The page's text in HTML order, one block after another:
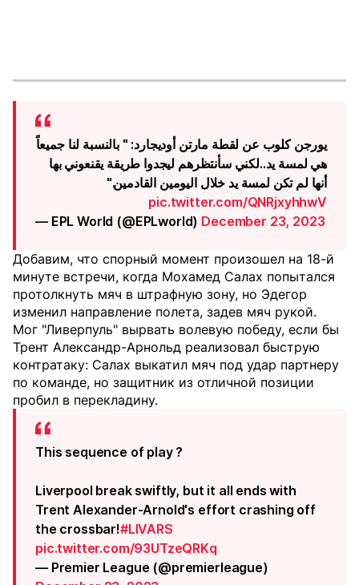
يورجن كلوب عن لقطة مارتن أوديجارد: " بالنسبة لنا جميعاً
هي لمسة يد..لكني سأنتظرهم ليجدوا طريقة يقنعوني بها
أنها لم تكن لمسة يد خلال اليومين القادمين."
pic.twitter.com/QNRjxyhhwV
— EPL World (@EPLworld) December 23, 2023
Добавим, что спорный момент произошел на 18-й
минуте встречи, когда Мохамед Салах попытался
протолкнуть мяч в штрафную зону, но Эдегор
изменил направление полета, задев мяч рукой.
Мог "Ливерпуль" вырвать волевую победу, если бы
Трент Александр-Арнольд реализовал быструю
контратаку: Салах выкатил мяч под удар партнеру
по команде, но защитник из отличной позиции
пробил в перекладину.
This sequence of play ?
Liverpool break swiftly, but it all ends with
Trent Alexander-Arnold's effort crashing off
the crossbar!#LIVARS
pic.twitter.com/93UTzeQRKq
— Premier League (@premierleague)